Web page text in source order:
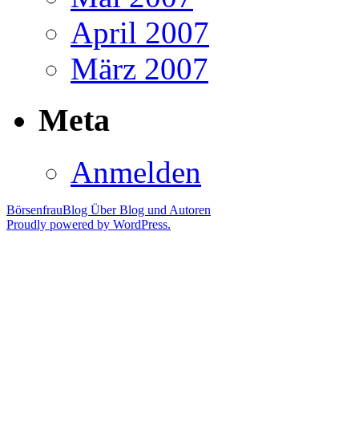
April 2007
März 2007
Meta
Anmelden
BörsenfrauBlog Über Blog und Autoren
Proudly powered by WordPress.